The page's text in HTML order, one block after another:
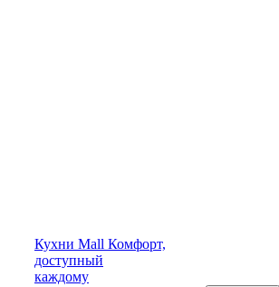
Кухни Mall Комфорт,
доступный
каждому